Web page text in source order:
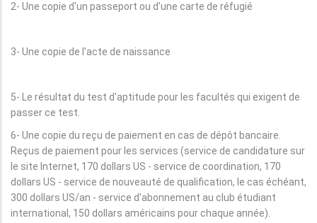
2- Une copie d'un passeport ou d'une carte de réfugié
3- Une copie de l'acte de naissance
5- Le résultat du test d'aptitude pour les facultés qui exigent de
passer ce test.
6- Une copie du reçu de paiement en cas de dépôt bancaire.
Reçus de paiement pour les services (service de candidature sur
le site Internet, 170 dollars US - service de coordination, 170
dollars US - service de nouveauté de qualification, le cas échéant,
300 dollars US/an - service d'abonnement au club étudiant
international, 150 dollars américains pour chaque année).